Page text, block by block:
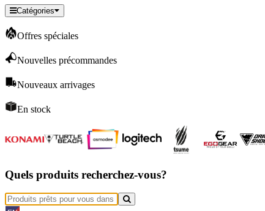
Catégories
Offres spéciales
Nouvelles précommandes
Nouveaux arrivages
En stock
Quels produits recherchez-vous?